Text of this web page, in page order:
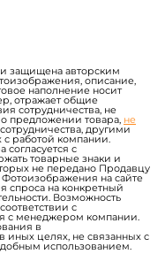
защищена авторским
описание,
наполнение носит
отражает общие
сотрудничества, не
предложении товара, не
другими
с работой компании.
с
товарные знаки и
не передано Продавцу
Фотоизображения на сайте
спроса на конкретный
Возможность
с
с менеджером компании.
в
иных целях, не связанных с
использованием.